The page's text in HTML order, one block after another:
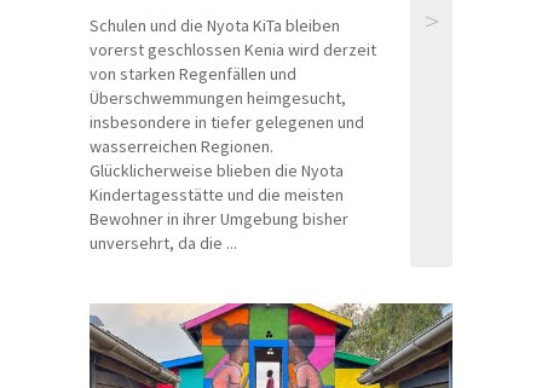
Schulen und die Nyota KiTa bleiben
vorerst geschlossen Kenia wird derzeit
von starken Regenfällen und
Überschwemmungen heimgesucht,
insbesondere in tiefer gelegenen und
wasserreichen Regionen.
Glücklicherweise blieben die Nyota
Kindertagesstätte und die meisten
Bewohner in ihrer Umgebung bisher
unversehrt, da die ...
>